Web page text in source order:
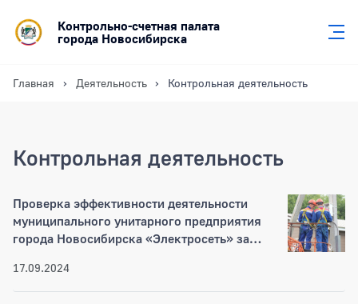
Контрольно-счетная палата
города Новосибирска
Главная Деятельность Контрольная деятельность
Контрольная деятельность
Проверка эффективности деятельности
муниципального унитарного предприятия
города Новосибирска «Электросеть» за
17.09.2024